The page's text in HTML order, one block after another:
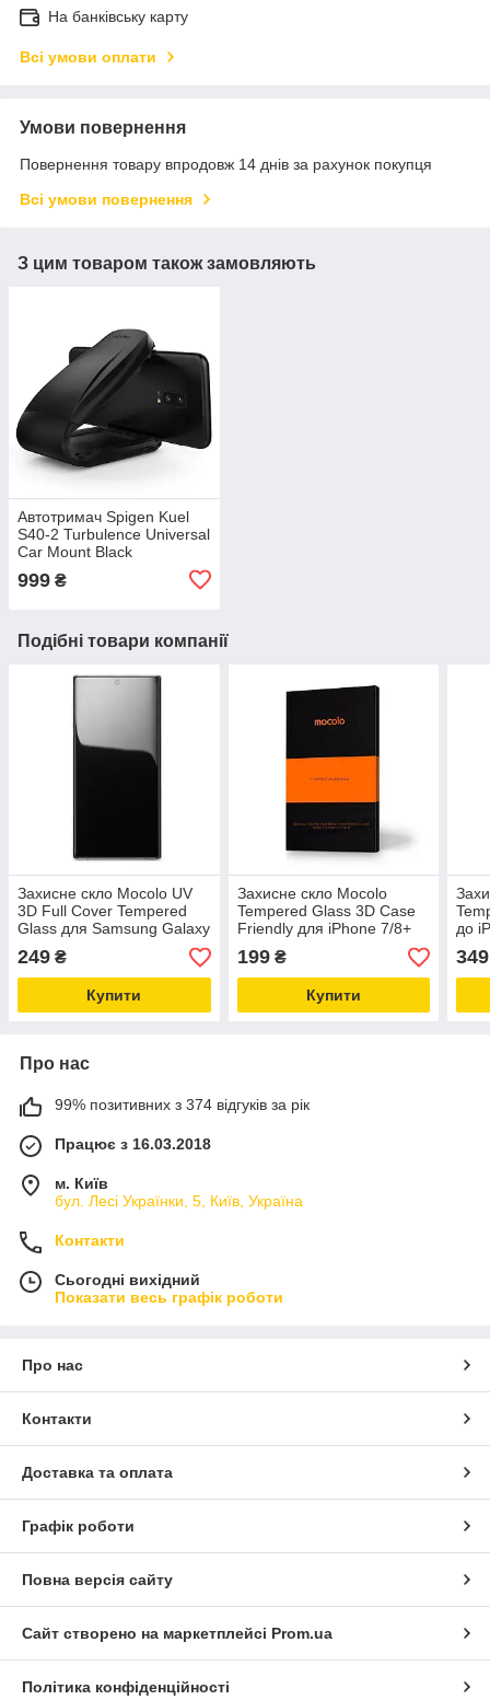
На банківську карту
Всі умови оплати
Умови повернення
Повернення товару впродовж 14 днів за рахунок покупця
Всі умови повернення
З цим товаром також замовляють
Автотримач Spigen Kuel
S40-2 Turbulence Universal
Car Mount Black
999 ₴
Подібні товари компанії
Захисне скло Mocolo UV
3D Full Cover Tempered
Glass для Samsung Galaxy
S20 Clear
249 ₴
Купити
Захисне скло Mocolo
Tempered Glass 3D Case
Friendly для iPhone 7/8+
Plus Black
199₴
Купити
до
349
Про нас
99% позитивних з 374 відгуків за рік
Працює з 16.03.2018
м. Київ
бул. Лесі Українки, 5, Київ, Україна
Контакти
Сьогодні вихідний
Показати весь графік роботи
Про нас
Контакти
Доставка та оплата
Графік роботи
Повна версія сайту
Сайт створено на маркетплейсі Prom.ua
Політика конфіденційності